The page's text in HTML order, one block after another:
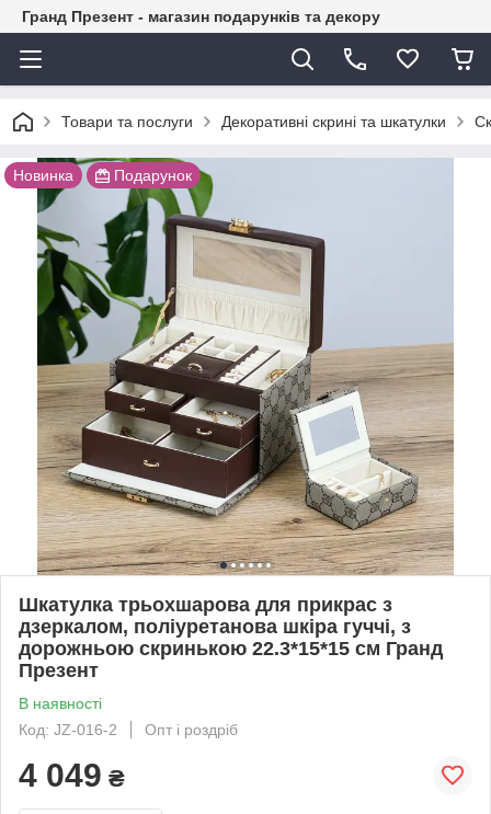
Гранд Презент - магазин подарунків та декору
Товари та послуги Декоративні скрині та шкатулки
Новинка Подарунок
Шкатулка трьохшарова для прикрас з
дзеркалом, поліуретанова шкіра гуччі, з
дорожньою скринькою 22.3*15*15 см Гранд
Презент
В наявності
Код: JZ-016-2
Опт і роздріб
4 049 ₴